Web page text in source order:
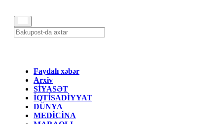
Faydalı xəbər
Arxiv
SİYASƏT
İQTİSADİYYAT
DÜNYA
MEDİCİNA